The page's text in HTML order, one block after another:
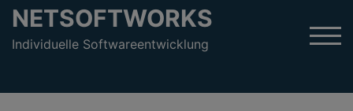
NETSOFTWORKS
Individuelle Softwareentwicklung